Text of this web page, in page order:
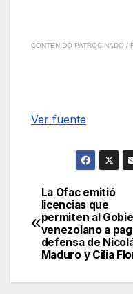
CONTENIDO PATROCINADO /
Ver fuente
de
entradas
La Ofac emitió
licencias que
permiten al
venezolano a
defensa de
Maduro y Cilia